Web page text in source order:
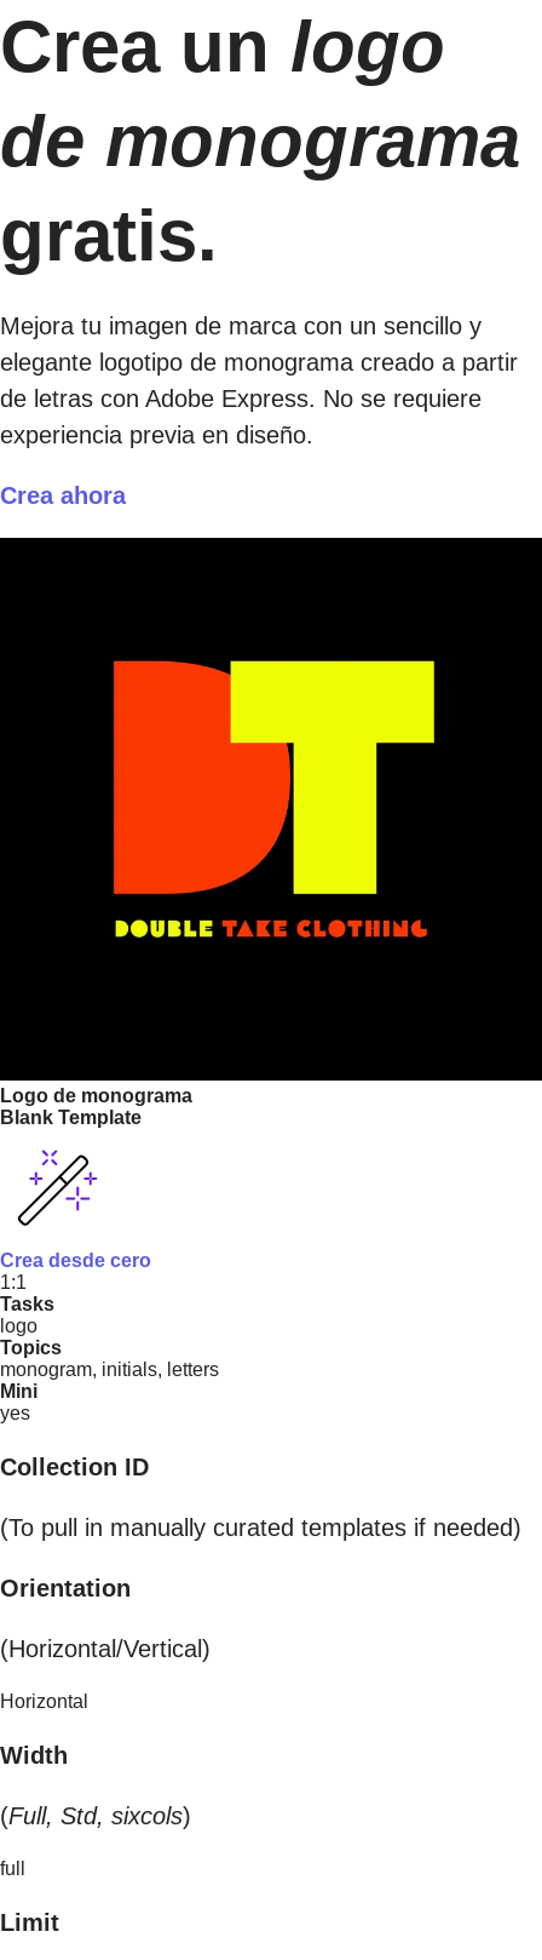
Crea un logo
de monograma
gratis.
Mejora tu imagen de marca con un sencillo y
elegante logotipo de monograma creado a partir
de letras con Adobe Express. No se requiere
experiencia previa en diseño.
Crea ahora
Logo de monograma
Blank Template
Crea desde cero
1:1
Tasks
logo
Topics
monogram, initials, letters
Mini
yes
Collection ID
(To pull in manually curated templates if needed)
Orientation
(Horizontal/Vertical)
Horizontal
Width
(Full, Std, sixcols)
full
Limit